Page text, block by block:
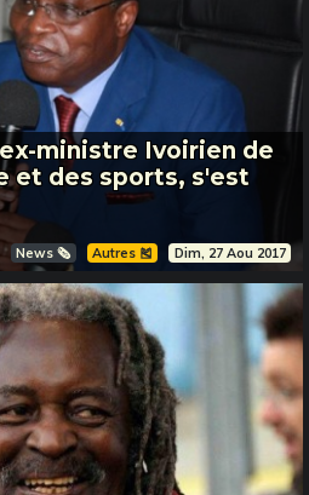
ministre Ivoirien de
et des sports, s'est
News 🗞️ Autres 🎽 Dim, 27 Aou 2017